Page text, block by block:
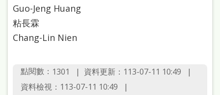
日
本
語
Guo-Jeng Huang
粘長霖
Chang-Lin Nien
點閱數： 1301
資料更新：113-07-11 10:49
資料檢視：113-07-11 10:49